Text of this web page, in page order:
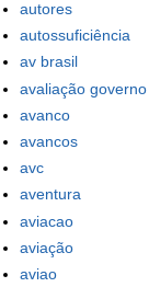
autores
autossuficiência
av brasil
avaliação governo
avanco
avancos
avc
aventura
aviacao
aviação
aviao